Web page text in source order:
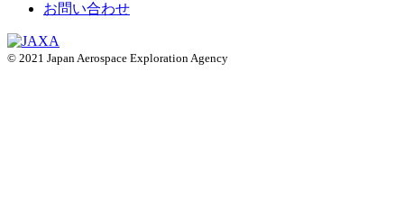
お問い合わせ
© 2021 Japan Aerospace Exploration Agency